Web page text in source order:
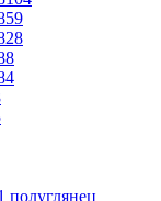
полуглянец